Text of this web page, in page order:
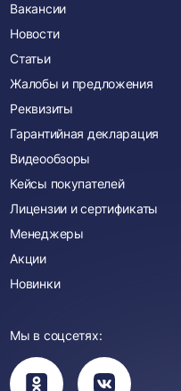
Вакансии
Новости
Статьи
Жалобы и предложения
Реквизиты
Гарантийная декларация
Видеообзоры
Кейсы покупателей
Лицензии и сертификаты
Менеджеры
Акции
Новинки
Мы в соцсетях:
Вы
перейдете
Вы
перейдете